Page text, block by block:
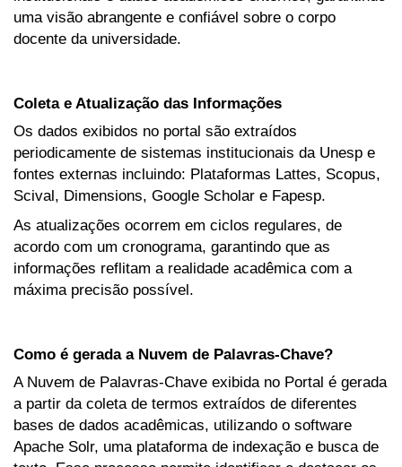
uma visão abrangente e confiável sobre o corpo
docente da universidade.
Coleta e Atualização das Informações
Os dados exibidos no portal são extraídos
periodicamente de sistemas institucionais da Unesp e
fontes externas incluindo: Plataformas Lattes, Scopus,
Scival, Dimensions, Google Scholar e Fapesp.
As atualizações ocorrem em ciclos regulares, de
acordo com um cronograma, garantindo que as
informações reflitam a realidade acadêmica com a
máxima precisão possível.
Como é gerada a Nuvem de Palavras-Chave?
A Nuvem de Palavras-Chave exibida no Portal é gerada
a partir da coleta de termos extraídos de diferentes
bases de dados acadêmicas, utilizando o software
Apache Solr, uma plataforma de indexação e busca de